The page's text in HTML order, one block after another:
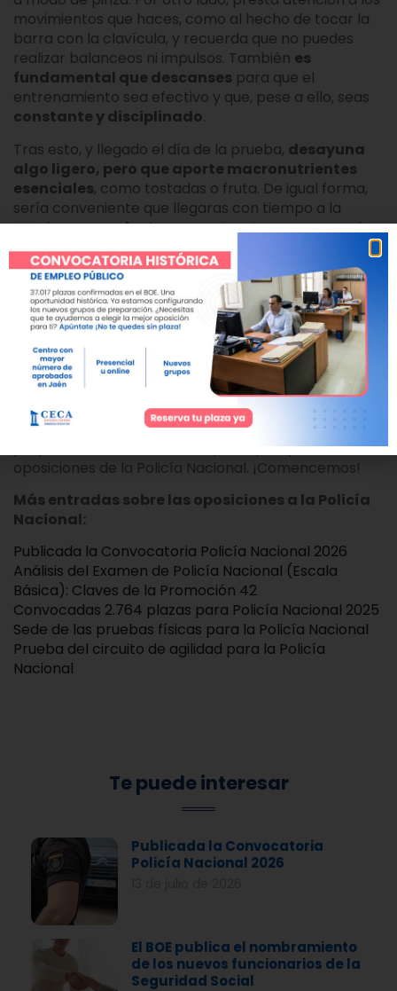
movimientos que haces, como al hecho de tocar la
barra con la clavícula, y recuerda que no puedes
realizar balanceos ni impulsos. También es
fundamental que descanses para que el
entrenamiento sea efectivo y que, pese a ello, seas
constante y disciplinado.
Tras esto, y llegado el día de la prueba, desayuna
algo ligero, pero que aporte macronutrientes
esenciales, como tostadas o fruta. De igual forma,
sería conveniente que llegaras con tiempo a la
prueba paracalentar, ponerte a tono y superar la
prueba de las dominadas de la Policía Nacional.
Recuerda que esta
, como las otras dos, es
eliminatoria. Es decir, que en el caso de superarla,
el aspirante tiene que esperar a una nueva
convocatoria. Además, debes presentar un
certificado médico
que acredite tu aptitud física
para realizar estos ejercicios. De no hacerlo,
En nuestra
academia de policía nacional Ceca, te
prepararemos eficazmente para que apruebes las
oposiciones de la Policía Nacional. ¡Comencemos!
Más entradas sobre las oposiciones a la Policía
Nacional:
Publicada la Convocatoria Policía Nacional 2026
Análisis del Examen de Policía Nacional (Escala
Básica): Claves de la Promoción 42
Convocadas 2.764 plazas para Policía Nacional 2025
Sede de las pruebas físicas para la Policía Nacional
Prueba del circuito de agilidad para la Policía
Nacional
Te puede interesar
Publicada la Convocatoria
Policía Nacional 2026
El BOE publica el nombramiento
de los nuevos funcionarios de la
Seguridad Social